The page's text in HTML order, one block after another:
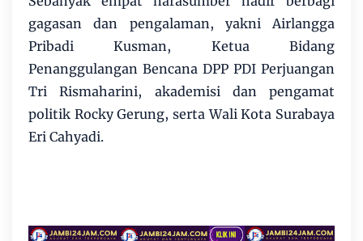
gagasan dan pengalaman, yakni Airlangga
Pribadi Kusman, Ketua Bidang
Penanggulangan Bencana DPP PDI Perjuangan
Tri Rismaharini, akademisi dan pengamat
politik Rocky Gerung, serta Wali Kota Surabaya
Eri Cahyadi.